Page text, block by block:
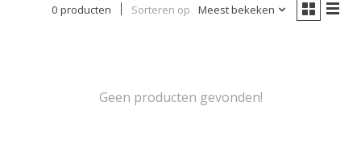
0 producten Sorteren op Meest bekeken
Geen producten gevonden!